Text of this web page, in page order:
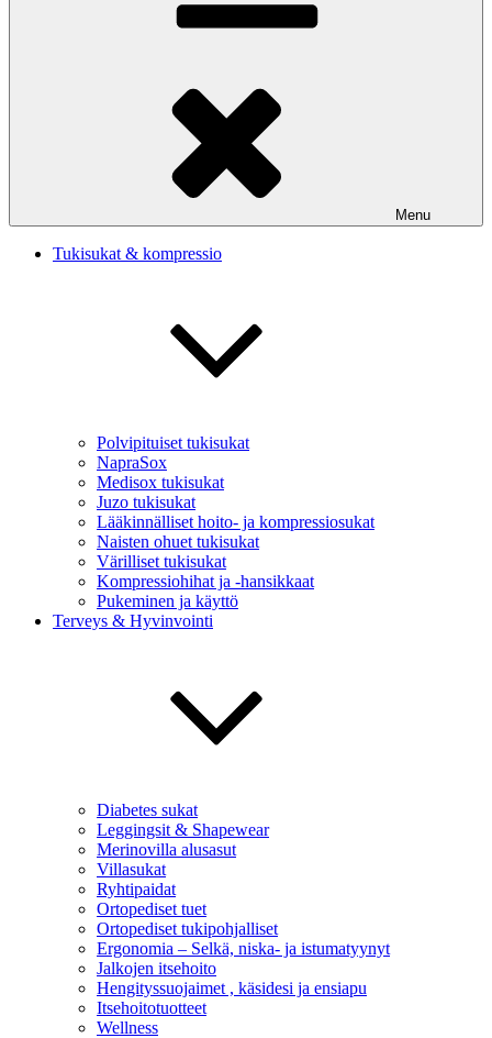
Menu
Tukisukat & kompressio
Polvipituiset tukisukat
NapraSox
Medisox tukisukat
Juzo tukisukat
Lääkinnälliset hoito- ja kompressiosukat
Naisten ohuet tukisukat
Värilliset tukisukat
Kompressiohihat ja -hansikkaat
Pukeminen ja käyttö
Terveys & Hyvinvointi
Diabetes sukat
Leggingsit & Shapewear
Merinovilla alusasut
Villasukat
Ryhtipaidat
Ortopediset tuet
Ortopediset tukipohjalliset
Ergonomia – Selkä, niska- ja istumatyynyt
Jalkojen itsehoito
Hengityssuojaimet , käsidesi ja ensiapu
Itsehoitotuotteet
Wellness